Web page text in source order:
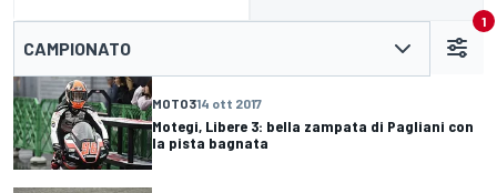
CAMPIONATO
1
MOTO314 ott 2017
Motegi, Libere 3: bella zampata di Pagliani con
la pista bagnata